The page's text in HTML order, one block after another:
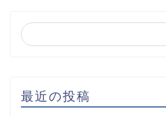
最近の投稿